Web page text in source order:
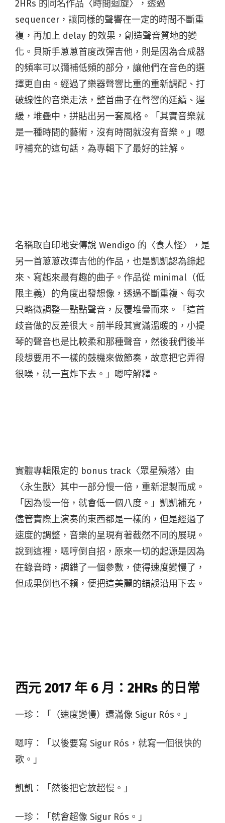
2HRs 的同名作品〈時間迴旋〉，透過
sequencer，讓同樣的聲響在一定的時間不斷重
複，再加上 delay 的效果，創造聲音質地的變
化。貝斯手蔥蔥首度改彈吉他，則是因為合成器
的頻率可以彌補低頻的部分，讓他們在音色的選
擇更自由。經過了樂器聲響比重的重新調配、打
破線性的音樂走法，整首曲子在聲響的延續、遲
緩，堆疊中，拼貼出另一套風格。「其實音樂就
是一種時間的藝術，沒有時間就沒有音樂。」嗯
哼補充的這句話，為專輯下了最好的註解。
名稱取自印地安傳說 Wendigo 的〈食人怪〉，是
另一首蔥蔥改彈吉他的作品，也是凱凱認為錄起
來、寫起來最有趣的曲子。作品從 minimal（低
限主義）的角度出發想像，透過不斷重複、每次
只略微調整一點點聲音，反覆堆疊而來。「這首
歧音做的反差很大。前半段其實滿溫暖的，小提
琴的聲音也是比較柔和那種聲音，然後我們後半
段想要用不一樣的鼓機來做節奏，故意把它弄得
很噪，就一直炸下去。」嗯哼解釋。
實體專輯限定的 bonus track〈眾星殞落〉由
〈永生獸〉其中一部分慢一倍，重新混製而成。
「因為慢一倍，就會低一個八度。」凱凱補充，
儘管實際上演奏的東西都是一樣的，但是經過了
速度的調整，音樂的呈現有著截然不同的展現。
說到這裡，嗯哼倒自招，原來一切的起源是因為
在錄音時，調錯了一個參數，使得速度變慢了，
但成果倒也不賴，便把這美麗的錯誤沿用下去。
西元 2017 年 6 月： 2HRs 的日常
一珍：「（速度變慢）還滿像 Sigur Rós。」
嗯哼：「以後要寫 Sigur Rós，就寫一個很快的
歌。」
凱凱：「然後把它放超慢。」
一珍：「就會超像 Sigur Rós。」